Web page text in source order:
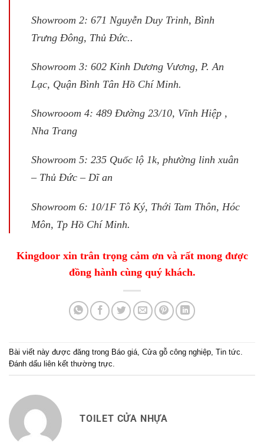
Showroom 2: 671 Nguyễn Duy Trinh, Bình
Trưng Đông, Thủ Đức..
Showroom 3: 602 Kinh Dương Vương, P. An
Lạc, Quận Bình Tân Hồ Chí Minh.
Showrooom 4: 489 Đường 23/10, Vĩnh Hiệp ,
Nha Trang
Showroom 5: 235 Quốc lộ 1k, phường linh xuân
– Thủ Đức – Dĩ an
Showroom 6: 10/1F Tô Ký, Thới Tam Thôn, Hóc
Môn, Tp Hồ Chí Minh.
Kingdoor xin trân trọng cảm ơn và rất mong được
đồng hành cùng quý khách.
Bài viết này được đăng trong Báo giá, Cửa gỗ công nghiệp, Tin tức.
Đánh dấu liên kết thường trực.
TOILET CỬA NHỰA